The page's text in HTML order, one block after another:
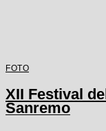
FOTO
XII Festival
Sanremo